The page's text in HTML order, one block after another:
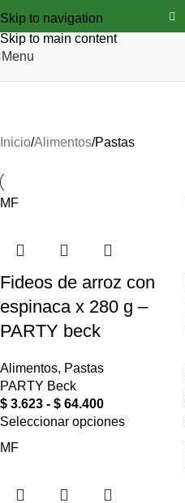
Skip to navigation
Skip to main content
Menu
Inicio Alimentos Pastas
MF
Fideos de arroz con
espinaca x 280 g –
PARTY beck
Alimentos, Pastas
PARTY Beck
$ 3.623 - $ 64.400
Seleccionar opciones
MF